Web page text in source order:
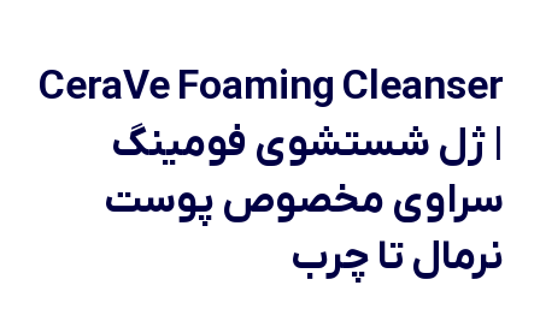
CeraVe Foaming Cleanser
| ژل شستشوی فومینگ
سراوی مخصوص پوست
نرمال تا چرب